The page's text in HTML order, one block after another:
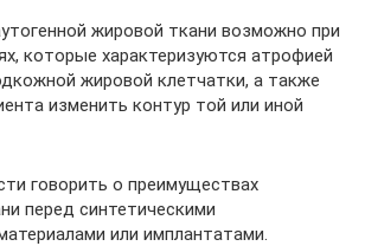
жировой ткани возможно при
которые характеризуются атрофией
жировой клетчатки, а также
изменить контур той или иной
говорить о преимуществах
перед синтетическими
или имплантатами.